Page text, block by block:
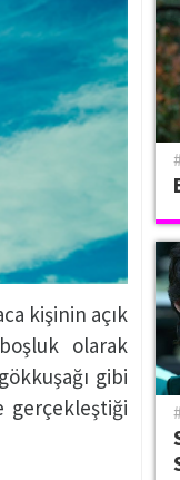
kişinin açık
olarak
gibi
gerçekleştiği